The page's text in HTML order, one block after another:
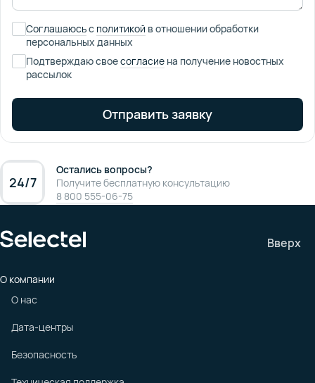
24/7
Остались вопросы?
Получите бесплатную консультацию
8 800 555-06-75
Соглашаюсьс политикой в отношении обработки
персональных данных
Подтверждаю своесогласие на получение новостных
рассылок
Отправить заявку
Вверх
О компании
О нас
Дата-центры
Безопасность